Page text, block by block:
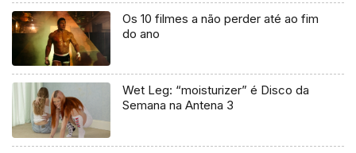
Os 10 filmes a não perder até ao fim
do ano
Wet Leg: “moisturizer” é Disco da
Semana na Antena 3